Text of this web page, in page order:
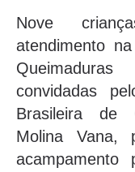
Nove
atendimento
convidadas
Brasileira de
Molina Vana,
acampamento